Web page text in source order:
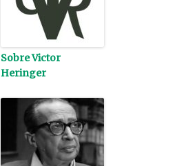
Sobre Victor
Heringer